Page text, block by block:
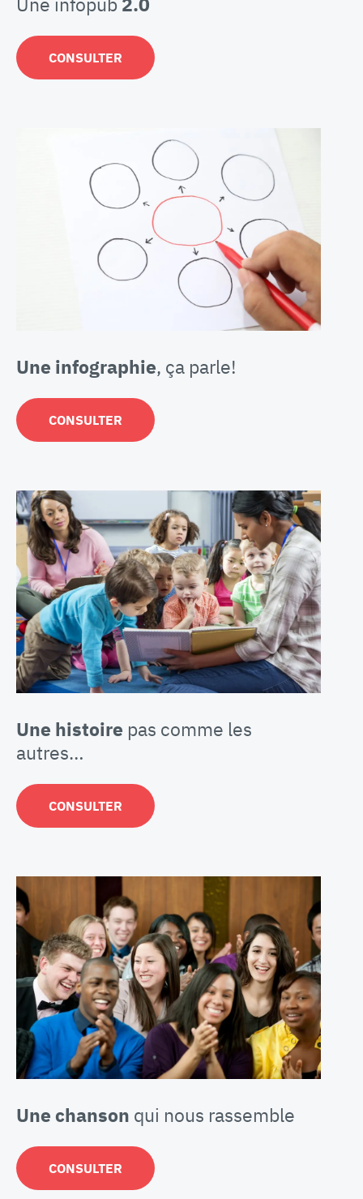
CONSULTER
Une infographie, ça parle!
CONSULTER
Une histoire pas comme les
autres…
CONSULTER
Une chanson qui nous rassemble
CONSULTER